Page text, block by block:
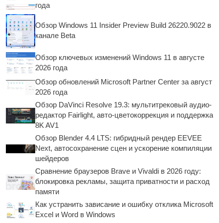
года
Обзор Windows 11 Insider Preview Build 26220.9022 в
канале Beta
Обзор ключевых изменений Windows 11 в августе
2026 года
Обзор обновлений Microsoft Partner Center за август
2026 года
Обзор DaVinci Resolve 19.3: мультитрековый аудио-
редактор Fairlight, авто-цветокоррекция и поддержка
8K AV1
Обзор Blender 4.4 LTS: гибридный рендер EEVEE
Next, автосохранение сцен и ускорение компиляции
шейдеров
Сравнение браузеров Brave и Vivaldi в 2026 году:
блокировка рекламы, защита приватности и расход
памяти
Как устранить зависание и ошибку отклика Microsoft
Excel и Word в Windows